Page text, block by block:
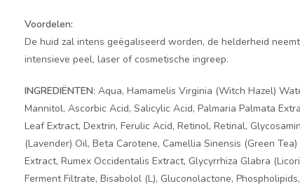
Voordelen:
De huid zal intens geëgaliseerd worden, de helderheid
intensieve peel, laser of cosmetische ingreep.
INGREDIËNTEN: Aqua, Hamamelis Virginia (Witch Hazel)
Mannitol, Ascorbic Acid, Salicylic Acid, Palmaria Palmata
Leaf Extract, Dextrin, Ferulic Acid, Retinol, Retinal,
(Lavender) Oil, Beta Carotene, Camellia Sinensis (Green
Extract, Rumex Occidentalis Extract, Glycyrrhiza Glabra
Ferment Filtrate, Bisabolol (L), Gluconolactone,